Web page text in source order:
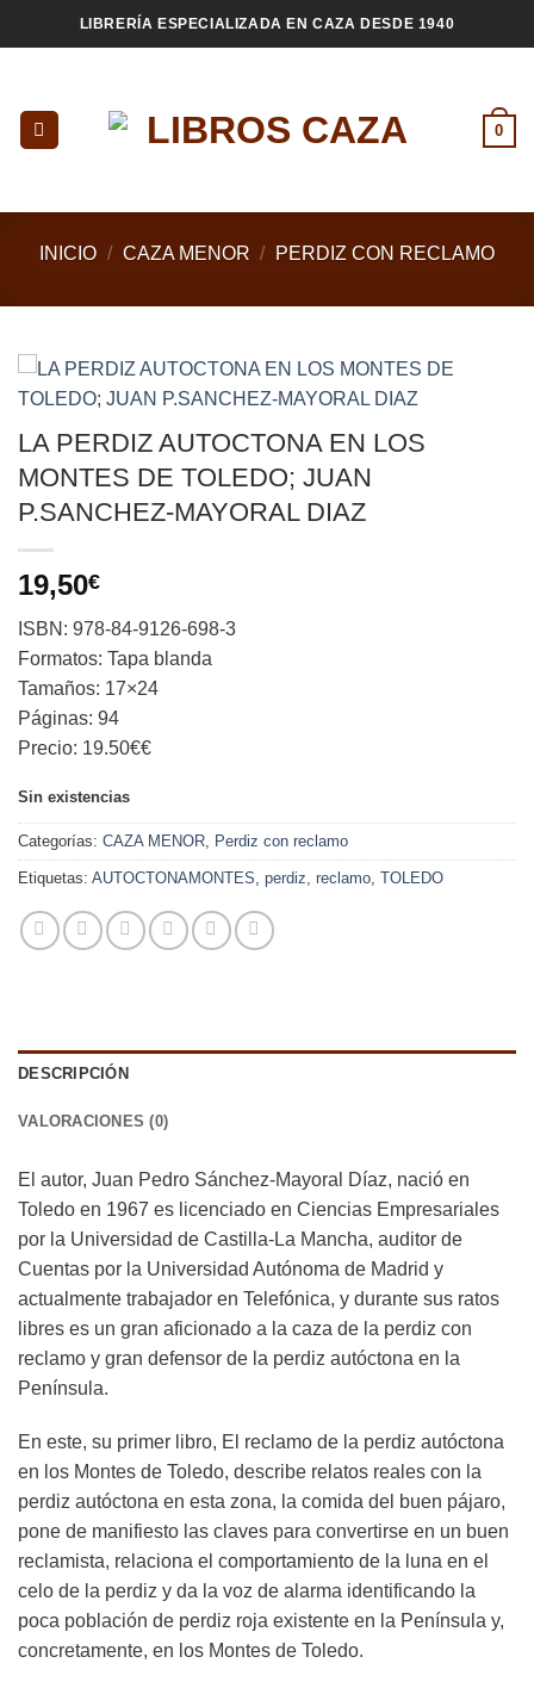
al
LIBRERÍA ESPECIALIZADA EN CAZA DESDE 1940
0
INICIO / CAZA MENOR / PERDIZ CON RECLAMO
LA PERDIZ AUTOCTONA EN LOS
MONTES DE TOLEDO; JUAN
P.SANCHEZ-MAYORAL DIAZ
19,50€
ISBN: 978-84-9126-698-3
Formatos: Tapa blanda
Tamaños: 17×24
Páginas: 94
Precio: 19.50€€
Sin existencias
Categorías: CAZA MENOR Perdiz con reclamo
Etiquetas: AUTOCTONAMONTES perdiz reclamo TOLEDO
DESCRIPCIÓN
VALORACIONES (0)
El autor, Juan Pedro Sánchez-Mayoral Díaz, nació en
Toledo en 1967 es licenciado en Ciencias Empresariales
por la Universidad de Castilla-La Mancha, auditor de
Cuentas por la Universidad Autónoma de Madrid y
actualmente trabajador en Telefónica, y durante sus ratos
libres es un gran aficionado a la caza de la perdiz con
reclamo y gran defensor de la perdiz autóctona en la
Península.
En este, su primer libro, El reclamo de la perdiz autóctona
en los Montes de Toledo, describe relatos reales con la
perdiz autóctona en esta zona, la comida del buen pájaro,
pone de manifiesto las claves para convertirse en un buen
reclamista, relaciona el comportamiento de la luna en el
celo de la perdiz y da la voz de alarma identificando la
poca población de perdiz roja existente en la Península y,
concretamente, en los Montes de Toledo.